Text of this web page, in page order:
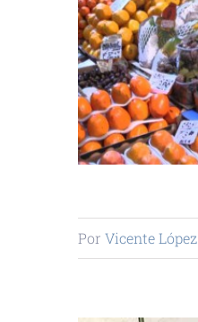
Por Vicente López